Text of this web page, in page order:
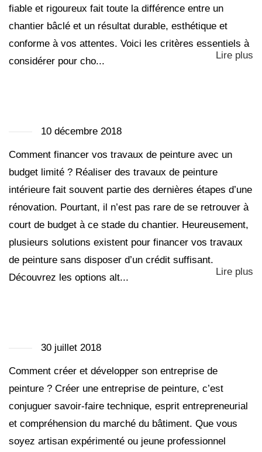
fiable et rigoureux fait toute la différence entre un
chantier bâclé et un résultat durable, esthétique et
conforme à vos attentes. Voici les critères essentiels à
considérer pour cho...
Lire plus
10 décembre 2018
Comment financer vos travaux de peinture avec un
budget limité ? Réaliser des travaux de peinture
intérieure fait souvent partie des dernières étapes d’une
rénovation. Pourtant, il n’est pas rare de se retrouver à
court de budget à ce stade du chantier. Heureusement,
plusieurs solutions existent pour financer vos travaux
de peinture sans disposer d’un crédit suffisant.
Découvrez les options alt...
Lire plus
30 juillet 2018
Comment créer et développer son entreprise de
peinture ? Créer une entreprise de peinture, c’est
conjuguer savoir-faire technique, esprit entrepreneurial
et compréhension du marché du bâtiment. Que vous
soyez artisan expérimenté ou jeune professionnel